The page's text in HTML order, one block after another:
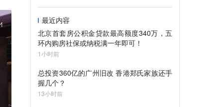
最近内容
北京首套房公积金贷款最高额度340万，五
环内购房社保或纳税满一年即可！
1小时前
总投资360亿的广州旧改 香港郑氏家族还手
握几个？
13小时前